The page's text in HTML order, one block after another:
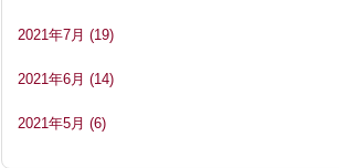
2021年7月 (19)
2021年6月 (14)
2021年5月 (6)